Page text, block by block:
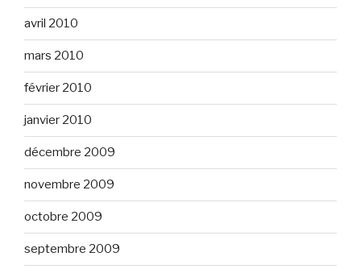
avril 2010
mars 2010
février 2010
janvier 2010
décembre 2009
novembre 2009
octobre 2009
septembre 2009